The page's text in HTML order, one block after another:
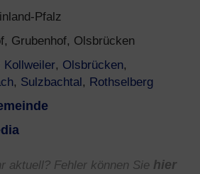
Pfalz
Grubenhof, Olsbrücken
Kollweiler, Olsbrücken,
, Sulzbachtal, Rothselberg
aktuell? Fehler können Sie hier